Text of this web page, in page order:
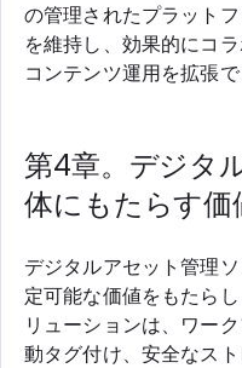
の管理されたプラット
を維持し、効果的にコ
コンテンツ運用を拡張で
第4章。デジタ
体にもたらす価
デジタルアセット管理
定可能な価値をもたら
リューションは、ワー
動タグ付け、安全なス